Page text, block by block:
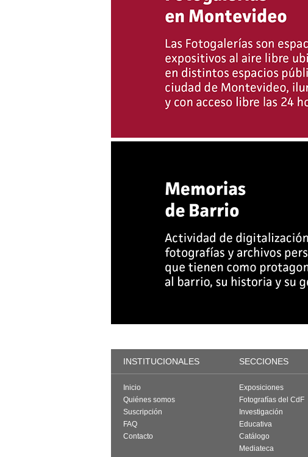
INSTITUCIONALES SECCIONES
Inicio
Quiénes somos
Suscripción
FAQ
Contacto
Exposiciones
Fotografías del CdF
Investigación
Educativa
Catálogo
Mediateca